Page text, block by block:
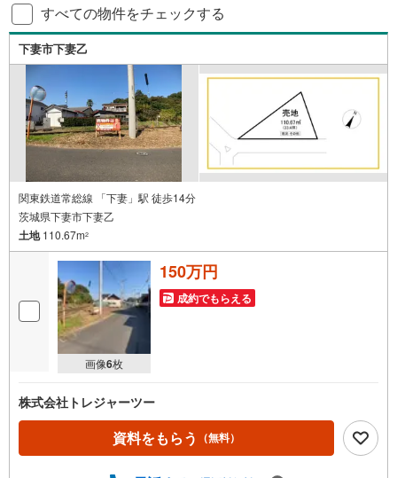
すべての物件をチェックする
下妻市下妻乙
関東鉄道常総線 「下妻」駅 徒歩14分
茨城県下妻市下妻乙
土地110.67m2
画像6枚
150万円
成約でもらえる
株式会社トレジャーツー
資料をもらう （無料）